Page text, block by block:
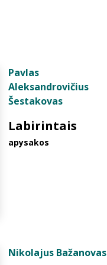
Pavlas
Aleksandrovičius
Šestakovas
Labirintais
apysakos
Nikolajus Bažanovas